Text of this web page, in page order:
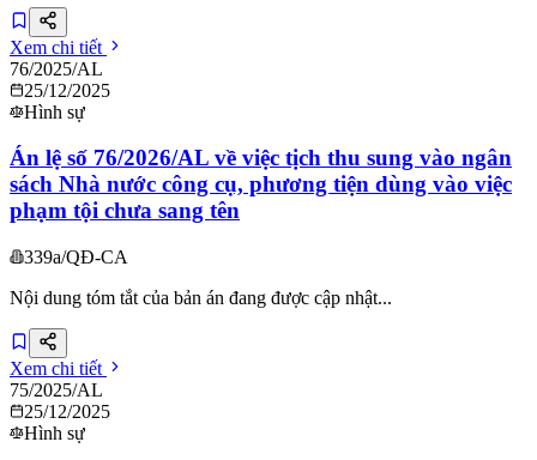
Xem chi tiết
76/2025/AL
25/12/2025
Hình sự
Án lệ số 76/2026/AL về việc tịch thu sung vào ngân
sách Nhà nước công cụ, phương tiện dùng vào việc
phạm tội chưa sang tên
339a/QĐ-CA
Nội dung tóm tắt của bản án đang được cập nhật...
Xem chi tiết
75/2025/AL
25/12/2025
Hình sự